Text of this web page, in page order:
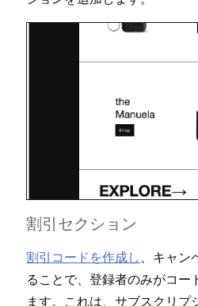
割引セクシ⁠ョン
割引コ⁠ードを作成し 、キ⁠ャン
ることで⁠、登録者のみがコ⁠ー
ます⁠。これは⁠、サブスクリプ